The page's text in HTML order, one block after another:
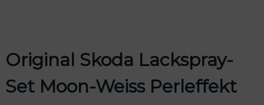
Original Skoda Lackspray-
Set Moon-Weiss Perleffekt